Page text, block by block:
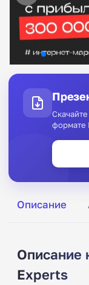
Описание
Описание
Experts
формате